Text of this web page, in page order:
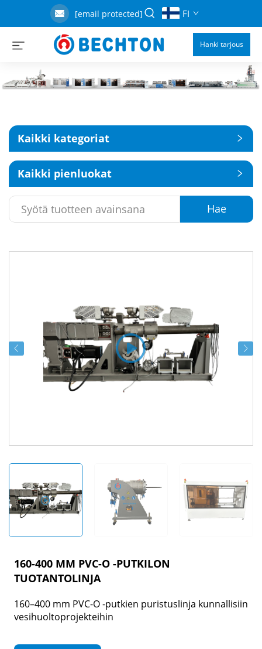
[email protected] FI
Hanki tarjous
Kaikki kategoriat
Kaikki pienluokat
Hae
160-400 MM PVC-O -PUTKILON
TUOTANTOLINJA
160–400 mm PVC-O -putkien puristuslinja kunnallisiin
vesihuoltoprojekteihin